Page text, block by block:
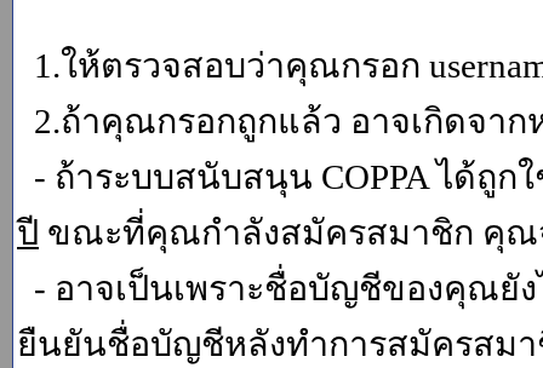
1.ให้ตรวจสอบว่าคุณกรอก
2.ถ้าคุณกรอกถูกแล้ว อาจเกิดจาก
- ถ้าระบบสนับสนุน COPPA ได้ถู
ปี ขณะที่คุณกำลังสมัครสมาชิก คุ
- อาจเป็นเพราะชื่อบัญชีของคุณยั
ยืนยันชื่อบัญชีหลังทำการสมัครสมา